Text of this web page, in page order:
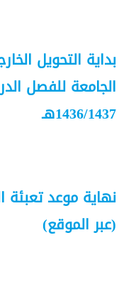
بداية التحويل
الجامعة للفصل
1436/1437هـ
نهاية موعد تعبئة
(عبر الموقع)